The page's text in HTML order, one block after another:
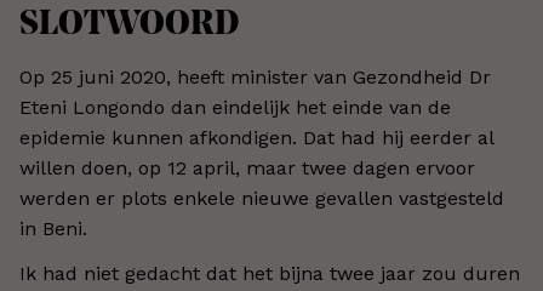
SLOTWOORD
Op 25 juni 2020, heeft minister van Gezondheid Dr
Eteni Longondo dan eindelijk het einde van de
epidemie kunnen afkondigen. Dat had hij eerder al
willen doen, op 12 april, maar twee dagen ervoor
werden er plots enkele nieuwe gevallen vastgesteld
in Beni.
Ik had niet gedacht dat het bijna twee jaar zou duren